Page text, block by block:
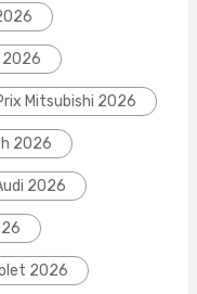
2026
Mitsubishi 2026
2026
2026
2026